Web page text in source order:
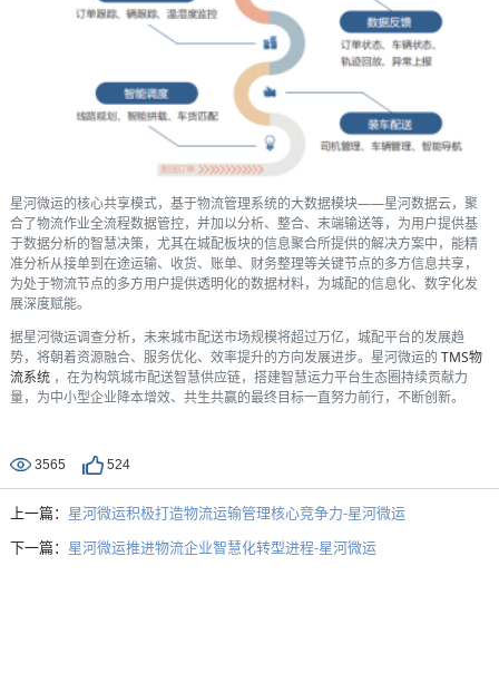
星河微运的核心共享模式，基于物流管理系统的大数据模块——星河数据云，聚
合了物流作业全流程数据管控，并加以分析、整合、末端输送等，为用户提供基
于数据分析的智慧决策，尤其在城配板块的信息聚合所提供的解决方案中，能精
准分析从接单到在途运输、收货、账单、财务整理等关键节点的多方信息共享，
为处于物流节点的多方用户提供透明化的数据材料，为城配的信息化、数字化发
展深度赋能。
据星河微运调查分析，未来城市配送市场规模将超过万亿，城配平台的发展趋
势，将朝着资源融合、服务优化、效率提升的方向发展进步。星河微运的 TMS物
流系统 ，在为构筑城市配送智慧供应链，搭建智慧运力平台生态圈持续贡献力
量，为中小型企业降本增效、共生共赢的最终目标一直努力前行，不断创新。
3565 524
上一篇： 星河微运积极打造物流运输管理核心竞争力-星河微运
下一篇： 星河微运推进物流企业智慧化转型进程-星河微运